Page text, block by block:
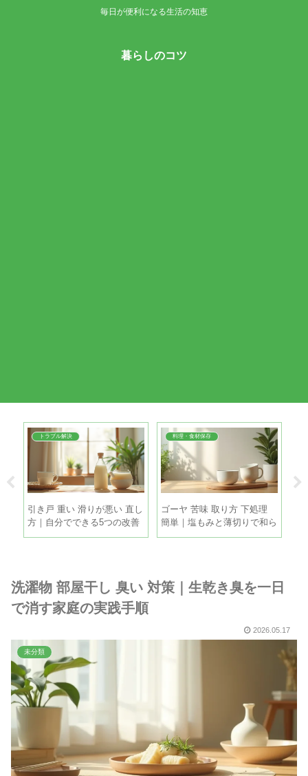
毎日が便利になる生活の知恵
暮らしのコツ
トラブル解決
引き戸 重い 滑りが悪い 直し
方｜自分でできる5つの改善
策
料理・食材保存
ゴーヤ 苦味 取り方 下処理
簡単｜塩もみと薄切りで和ら
げる手順
洗濯物 部屋干し 臭い 対策｜生乾き臭を一日
で消す家庭の実践手順
2026.05.17
未分類